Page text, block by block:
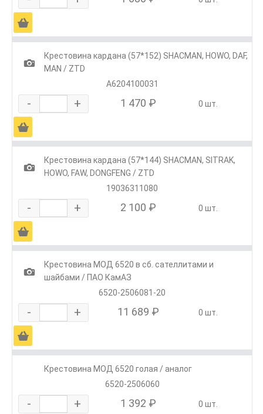
Ä
1
Крестовина кардана (57*152) SHACMAN, HOWO, DAF,
MAN / ZTD
А6204100031
- + 1 470 ₽ 0 шт.
Ä
1
Крестовина кардана (57*144) SHACMAN, SITRAK,
HOWO, FAW, DONGFENG / ZTD
19036311080
- + 2 100 ₽ 0 шт.
Ä
1
Крестовина МОД 6520 в сб. сателлитами и
шайбами / ПАО КамАЗ
6520-2506081-20
- + 11 689 ₽ 0 шт.
Ä
Крестовина МОД 6520 голая / аналог
6520-2506060
- + 1 392 ₽ 0 шт.